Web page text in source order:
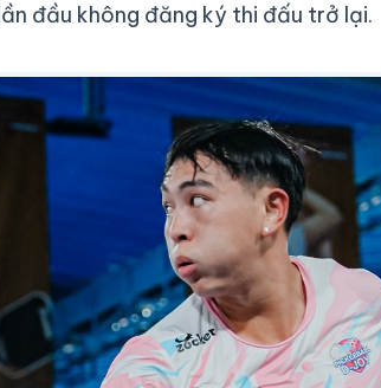
đầu không đăng ký thi đấu trở lại.